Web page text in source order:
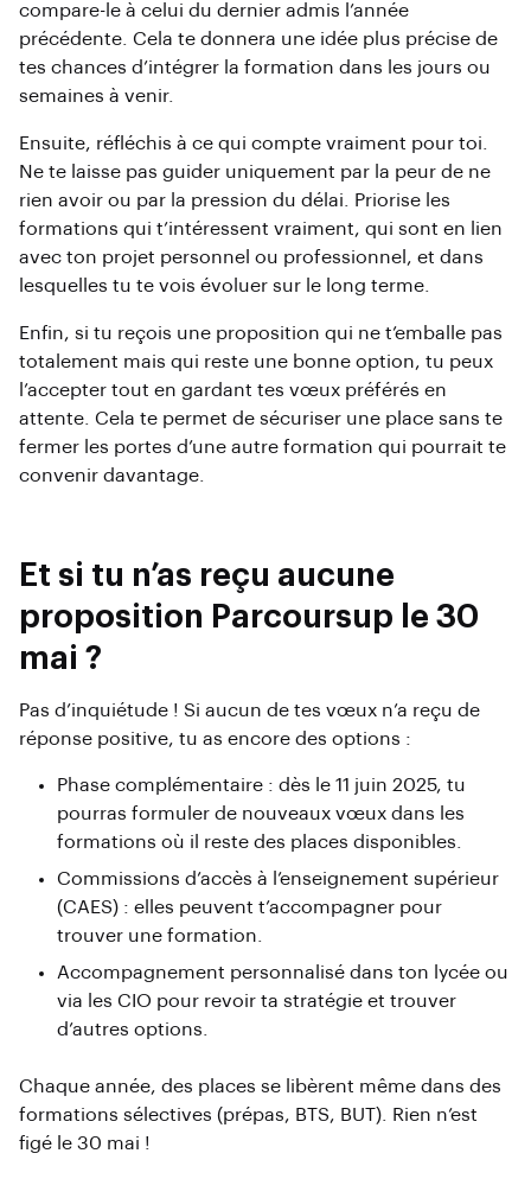
compare-le à celui du dernier admis l’année
précédente. Cela te donnera une idée plus précise de
tes chances d’intégrer la formation dans les jours ou
semaines à venir.
Ensuite, réfléchis à ce qui compte vraiment pour toi.
Ne te laisse pas guider uniquement par la peur de ne
rien avoir ou par la pression du délai. Priorise les
formations qui t’intéressent vraiment, qui sont en lien
avec ton projet personnel ou professionnel, et dans
lesquelles tu te vois évoluer sur le long terme.
Enfin, si tu reçois une proposition qui ne t’emballe pas
totalement mais qui reste une bonne option, tu peux
l’accepter tout en gardant tes vœux préférés en
attente. Cela te permet de sécuriser une place sans te
fermer les portes d’une autre formation qui pourrait te
convenir davantage.
Et si tu n’as reçu aucune
proposition Parcoursup le 30
mai ?
Pas d’inquiétude ! Si aucun de tes vœux n’a reçu de
réponse positive, tu as encore des options :
Phase complémentaire : dès le 11 juin 2025, tu
pourras formuler de nouveaux vœux dans les
formations où il reste des places disponibles.
Commissions d’accès à l’enseignement supérieur
(CAES) : elles peuvent t’accompagner pour
trouver une formation.
Accompagnement personnalisé dans ton lycée ou
via les CIO pour revoir ta stratégie et trouver
d’autres options.
Chaque année, des places se libèrent même dans des
formations sélectives (prépas, BTS, BUT). Rien n’est
figé le 30 mai !